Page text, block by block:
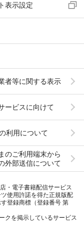
表示設定
者等に関する表示
ービスに向けて
利用について
のご利用端末から
外部送信について
・電子書籍配信サービス
使用許諾を得た正規版配
登録商標（登録番号 第
クを掲示しているサービス